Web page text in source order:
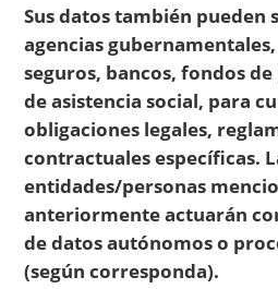
Sus datos también pueden
agencias
seguros, bancos, fondos
de asistencia social, para
obligaciones legales,
contractuales específicas.
entidades/personas
anteriormente actuarán
de datos autónomos o
(según corresponda).